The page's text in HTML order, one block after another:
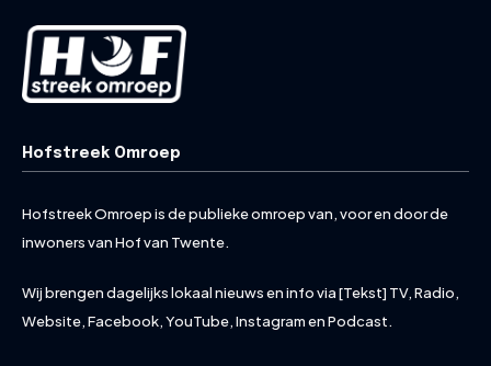
Hofstreek Omroep
Hofstreek Omroep is de publieke omroep van, voor en door de
inwoners van Hof van Twente.
Wij brengen dagelijks lokaal nieuws en info via [Tekst] TV, Radio,
Website, Facebook, YouTube, Instagram en Podcast.